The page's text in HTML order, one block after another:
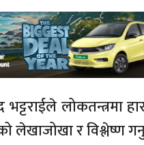
भट्टराईले
लेखाजोखा र विश्लेष्ण